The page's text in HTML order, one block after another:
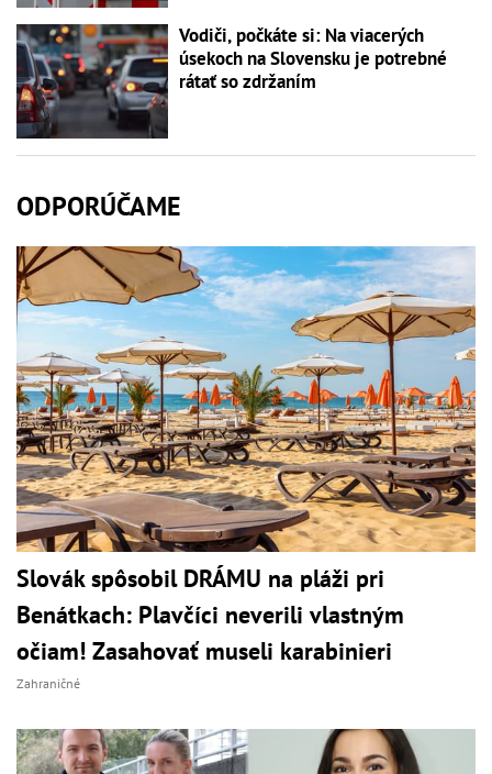
Vodiči, počkáte si: Na viacerých
úsekoch na Slovensku je potrebné
rátať so zdržaním
ODPORÚČAME
Slovák spôsobil DRÁMU na pláži pri
Benátkach: Plavčíci neverili vlastným
očiam! Zasahovať museli karabinieri
Zahraničné